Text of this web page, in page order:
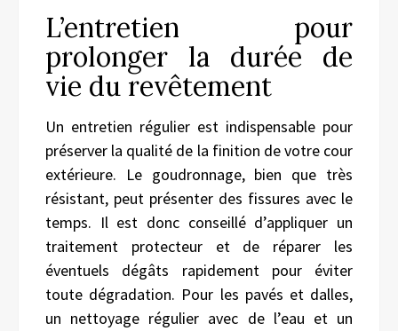
L’entretien pour
prolonger la durée de
vie du revêtement
Un entretien régulier est indispensable pour
préserver la qualité de la finition de votre cour
extérieure. Le goudronnage, bien que très
résistant, peut présenter des fissures avec le
temps. Il est donc conseillé d’appliquer un
traitement protecteur et de réparer les
éventuels dégâts rapidement pour éviter
toute dégradation. Pour les pavés et dalles,
un nettoyage régulier avec de l’eau et un